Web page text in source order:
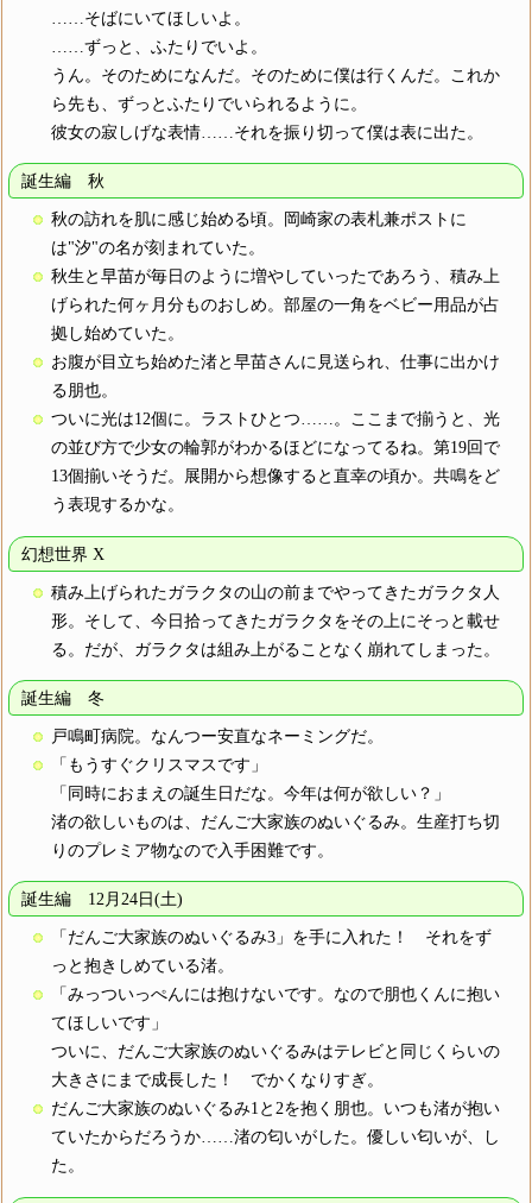
……そばにいてほしいよ。
……ずっと、ふたりでいよ。
うん。そのためになんだ。そのために僕は行くんだ。これか
ら先も、ずっとふたりでいられるように。
彼女の寂しげな表情……それを振り切って僕は表に出た。
誕生編 秋
秋の訪れを肌に感じ始める頃。岡崎家の表札兼ポストに
は"汐"の名が刻まれていた。
秋生と早苗が毎日のように増やしていったであろう、積み上
げられた何ヶ月分ものおしめ。部屋の一角をベビー用品が占
拠し始めていた。
お腹が目立ち始めた渚と早苗さんに見送られ、仕事に出かけ
る朋也。
ついに光は12個に。ラストひとつ……。ここまで揃うと、光
の並び方で少女の輪郭がわかるほどになってるね。第19回で
13個揃いそうだ。展開から想像すると直幸の頃か。共鳴をど
う表現するかな。
幻想世界 X
積み上げられたガラクタの山の前までやってきたガラクタ人
形。そして、今日拾ってきたガラクタをその上にそっと載せ
る。だが、ガラクタは組み上がることなく崩れてしまった。
誕生編 冬
戸鳴町病院。なんつー安直なネーミングだ。
「もうすぐクリスマスです」
「同時におまえの誕生日だな。今年は何が欲しい？」
渚の欲しいものは、だんご大家族のぬいぐるみ。生産打ち切
りのプレミア物なので入手困難です。
誕生編 12月24日(土)
「だんご大家族のぬいぐるみ3」を手に入れた！ それをず
っと抱きしめている渚。
「みっついっぺんには抱けないです。なので朋也くんに抱い
てほしいです」
ついに、だんご大家族のぬいぐるみはテレビと同じくらいの
大きさにまで成長した！ でかくなりすぎ。
だんご大家族のぬいぐるみ1と2を抱く朋也。いつも渚が抱い
ていたからだろうか……渚の匂いがした。優しい匂いが、し
た。